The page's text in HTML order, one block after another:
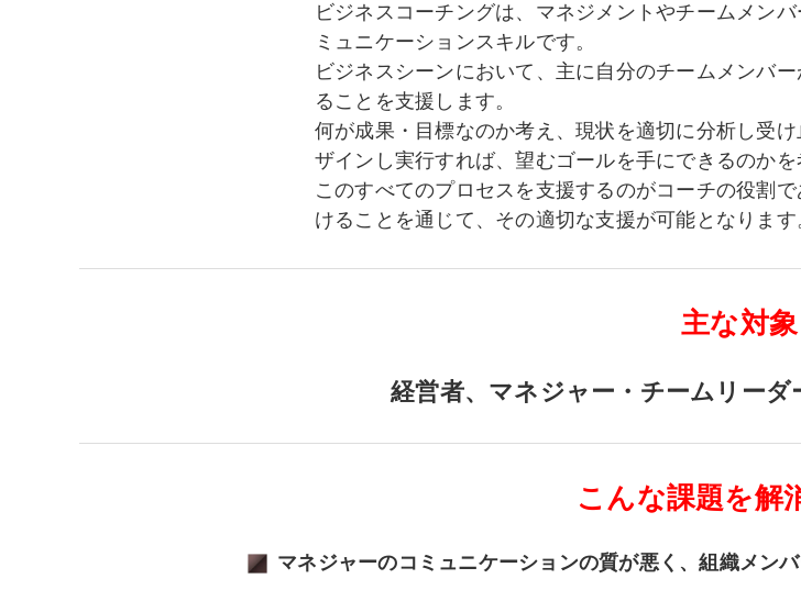
ビジネスコーチングは、マネジメントやチームメン
ミュニケーションスキルです。
ビジネスシーンにおいて、主に自分のチームメンバ
ることを支援します。
何が成果・目標なのか考え、現状を適切に分析し受
ザインし実行すれば、望むゴールを手にできるのか
このすべてのプロセスを支援するのがコーチの役割
けることを通じて、その適切な支援が可能となります
主な対象
経営者、マネジャー・チームリーダ
こんな課題を解
マネジャーのコミュニケーションの質が悪く、組織メン